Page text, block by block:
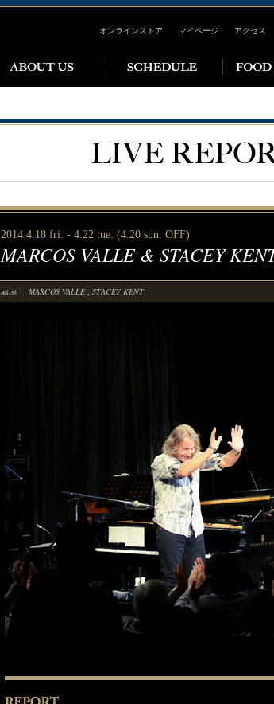
オンラインストア マイページ アクセス
2014 4.18 fri. - 4.22 tue. (4.20 sun. OFF)
MARCOS VALLE & STACEY
artist MARCOS VALLE STACEY KENT